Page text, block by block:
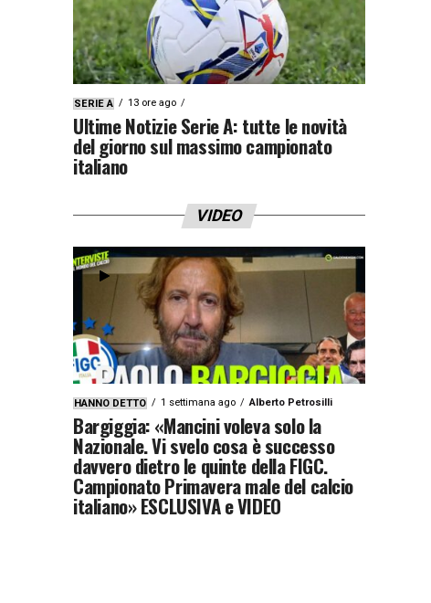
SERIE A 13 ore ago
Ultime Notizie Serie A: tutte le novità
del giorno sul massimo campionato
italiano
VIDEO
HANNO DETTO 1 settimana ago Alberto Petrosilli
Bargiggia: «Mancini voleva solo la
Nazionale. Vi svelo cosa è successo
davvero dietro le quinte della FIGC.
Campionato Primavera male del calcio
italiano» ESCLUSIVA e VIDEO